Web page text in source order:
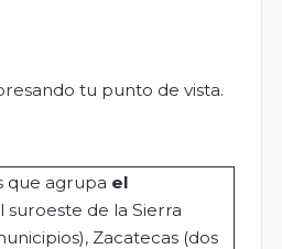
tu punto de vista.
que agrupa el
suroeste de la Sierra
Zacatecas (dos